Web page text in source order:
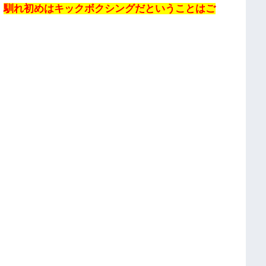
馴れ初めはキックボクシングだということはご